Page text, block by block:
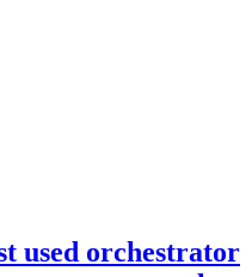
used orchestrator